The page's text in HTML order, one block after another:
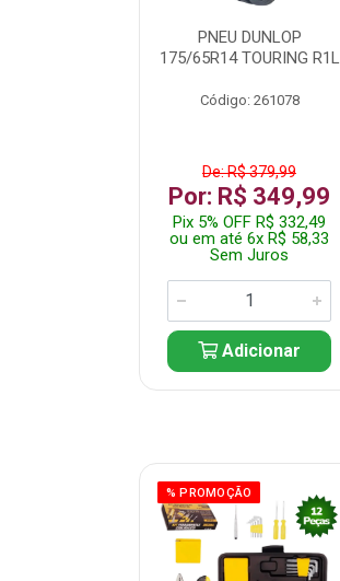
PNEU DUNLOP
175/65R14 TOURING R1L
Código: 261078
De: R$ 379,99
Por: R$ 349,99
Pix 5% OFF R$ 332,49
ou em até 6x R$ 58,33
Sem Juros
Adicionar
% PROMOÇÃO